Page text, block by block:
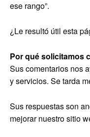
ese rango”.
¿Le resultó útil esta
Por qué solicitamos
Sus comentarios nos
y servicios. Se tarda
Sus respuestas son
mejorar nuestro sitio